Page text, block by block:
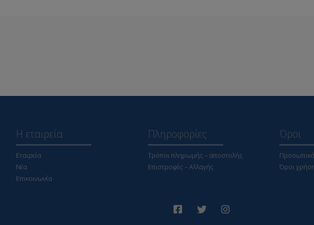
Η εταιρεία
Εταιρεία
Νέα
Επικοινωνία
Πληροφορίες
Τρόποι πληρωμής – αποστολής
Επιστροφές – Αλλαγής
Όροι
Όροι